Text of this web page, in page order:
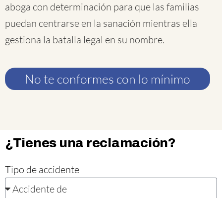
aboga con determinación para que las familias
puedan centrarse en la sanación mientras ella
gestiona la batalla legal en su nombre.
No te conformes con lo mínimo
¿Tienes una reclamación?
Tipo de accidente